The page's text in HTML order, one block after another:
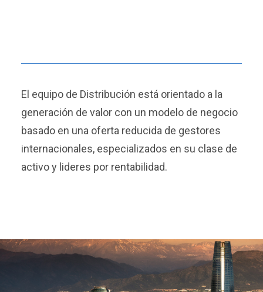
El equipo de Distribución está orientado a la
generación de valor con un modelo de negocio
basado en una oferta reducida de gestores
internacionales, especializados en su clase de
activo y lideres por rentabilidad.